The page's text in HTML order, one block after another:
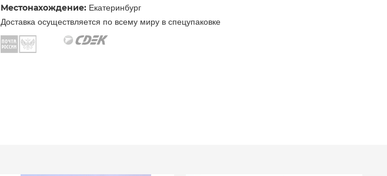
Местонахождение: Екатеринбург
Доставка осуществляется по всему миру в спецупаковке